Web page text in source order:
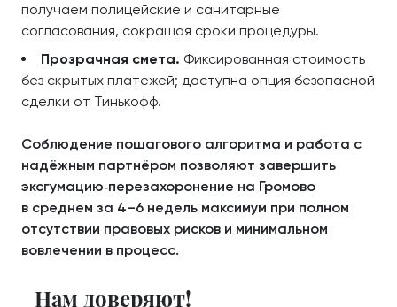
получаем полицейские и санитарные
согласования, сокращая сроки процедуры.
Прозрачная смета. Фиксированная стоимость
без скрытых платежей; доступна опция безопасной
сделки от Тинькофф.
Соблюдение пошагового алгоритма и работа с
надёжным партнёром позволяют завершить
эксгумацию‑перезахоронение на Громово
в среднем за 4–6 недель максимум при полном
отсутствии правовых рисков и минимальном
вовлечении в процесс.
Нам доверяют!